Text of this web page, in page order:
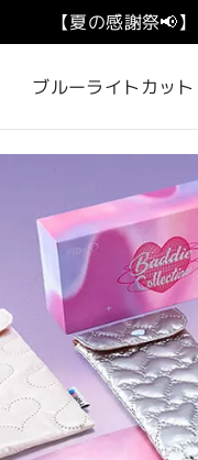
【夏の感謝祭📢】
ブルーライトカット